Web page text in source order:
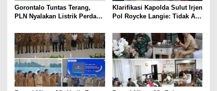
Gorontalo Tuntas Terang,
PLN Nyalakan Listrik Perdana
Berlistrik Provinsi Gorontalo
Capai 100 Persen
Klarifikasi Kapolda Sulut Irjen
Pol Roycke Langie: Tidak Ada
Jalankan Perintah Undang-
Undang